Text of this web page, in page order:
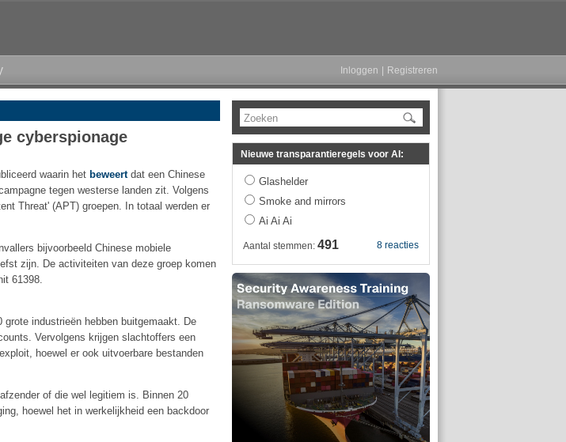
Inloggen Registreren
cyberspionage
waarin het beweertdat een Chinese
tegen westerse landen zit. Volgens
Threat' (APT) groepen. In totaal werden er
bijvoorbeeld Chinese mobiele
zijn. De activiteiten van deze groep komen
61398.
industrieën hebben buitgemaakt. De
Vervolgens krijgen slachtoffers een
hoewel er ook uitvoerbare bestanden
of die wel legitiem is. Binnen 20
hoewel het in werkelijkheid een backdoor
Zoeken
Nieuwe transparantieregels voor AI:
Glashelder
Smoke and mirrors
Ai Ai Ai
8 reacties
Aantal stemmen: 491